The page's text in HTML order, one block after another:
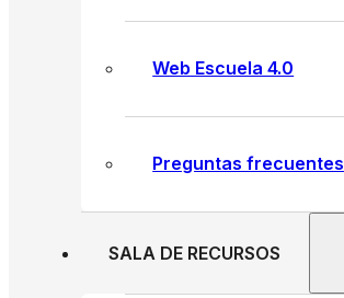
Web Escuela 4.0
Preguntas frecuentes
SALA DE RECURSOS